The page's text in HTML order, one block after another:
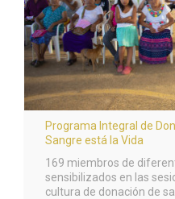
Programa Integral de
Sangre está la Vida
169 miembros de
sensibilizados en las
cultura de donación de